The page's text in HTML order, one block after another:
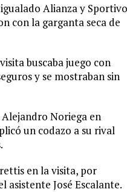
Alianza y Sportivo
con la garganta seca de
buscaba juego con
y se mostraban sin
Noriega en
un codazo a su rival
en la visita, por
asistente José Escalante.